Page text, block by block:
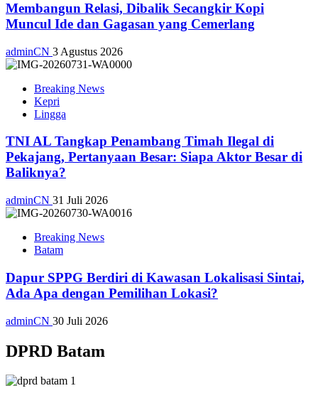
Membangun Relasi, Dibalik Secangkir Kopi
Muncul Ide dan Gagasan yang Cemerlang
adminCN 3 Agustus 2026
Breaking News
Kepri
Lingga
TNI AL Tangkap Penambang Timah Ilegal di
Pekajang, Pertanyaan Besar: Siapa Aktor Besar di
Baliknya?
adminCN 31 Juli 2026
Breaking News
Batam
Dapur SPPG Berdiri di Kawasan Lokalisasi Sintai,
Ada Apa dengan Pemilihan Lokasi?
adminCN 30 Juli 2026
DPRD Batam